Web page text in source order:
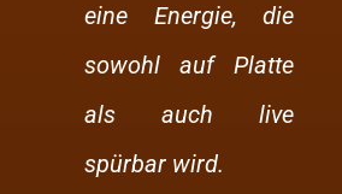
eine Energie, die
sowohl auf Platte
als auch live
spürbar wird.